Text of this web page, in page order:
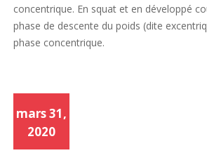
concentrique. En squat et en développé
phase de descente du poids (dite
phase concentrique.
mars 31,
2020